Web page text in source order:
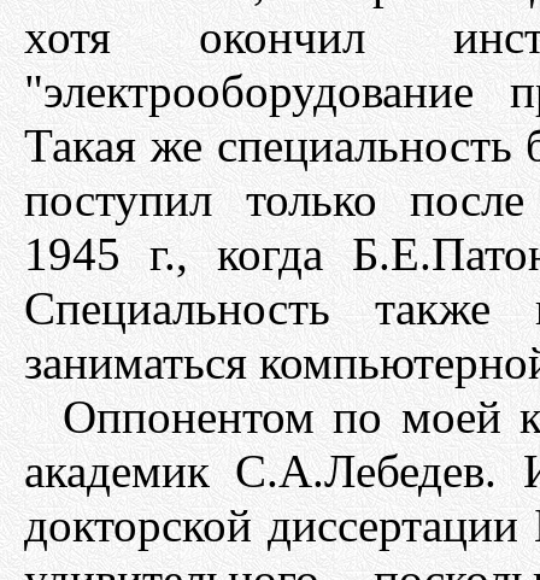
хотя окончил
Такая же
поступил только
1945 г., когда
Специальность
заниматься
Оппонентом по моей
академик
докторской